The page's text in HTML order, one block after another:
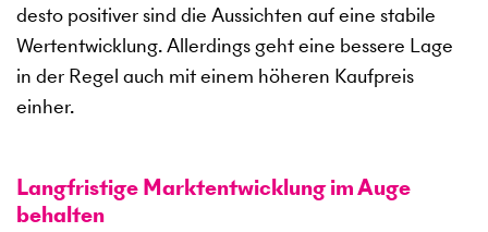
desto positiver sind die Aussichten auf eine stabile
Wertentwicklung. Allerdings geht eine bessere Lage
in der Regel auch mit einem höheren Kaufpreis
einher.
Langfristige Marktentwicklung im Auge
behalten